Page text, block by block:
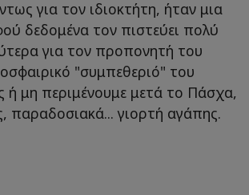
για τον ιδιοκτήτη, ήταν μια
δεδομένα τον πιστεύει πολύ
για τον προπονητή του
"συμπεθεριό" του
ή μη περιμένουμε μετά το Πάσχα,
παραδοσιακά... γιορτή αγάπης.